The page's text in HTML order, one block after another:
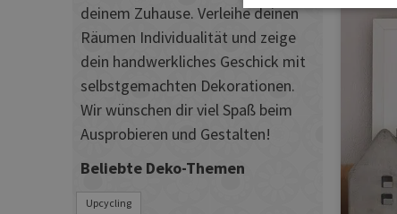
deinem Zuhause. Verleihe deinen
Räumen Individualität und zeige
dein handwerkliches Geschick mit
selbstgemachten Dekorationen.
Wir wünschen dir viel Spaß beim
Ausprobieren und Gestalten!
Beliebte Deko-Themen
Upcycling